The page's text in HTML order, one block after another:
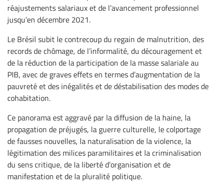
réajustements salariaux et de l’avancement professionnel
jusqu’en décembre 2021.
Le Brésil subit le contrecoup du regain de malnutrition, des
records de chômage, de l’informalité, du découragement et
de la réduction de la participation de la masse salariale au
PIB, avec de graves effets en termes d’augmentation de la
pauvreté et des inégalités et de déstabilisation des modes de
cohabitation.
Ce panorama est aggravé par la diffusion de la haine, la
propagation de préjugés, la guerre culturelle, le colportage
de fausses nouvelles, la naturalisation de la violence, la
légitimation des milices paramilitaires et la criminalisation
du sens critique, de la liberté d’organisation et de
manifestation et de la pluralité politique.